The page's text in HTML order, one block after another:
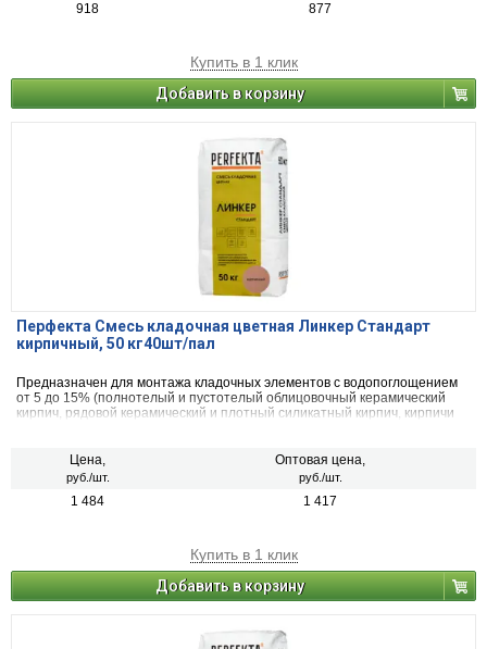
918 877
Купить в 1 клик
Добавить в корзину
Перфекта Смесь кладочная цветная Линкер Стандарт
кирпичный, 50 кг40шт/пал
Предназначен для монтажа кладочных элементов с водопоглощением
от 5 до 15% (полнотелый и пустотелый облицовочный керамический
кирпич, рядовой керамический и плотный силикатный кирпич, кирпичи
Цена,
руб./шт.
Оптовая цена,
руб./шт.
1 484 1 417
Купить в 1 клик
Добавить в корзину